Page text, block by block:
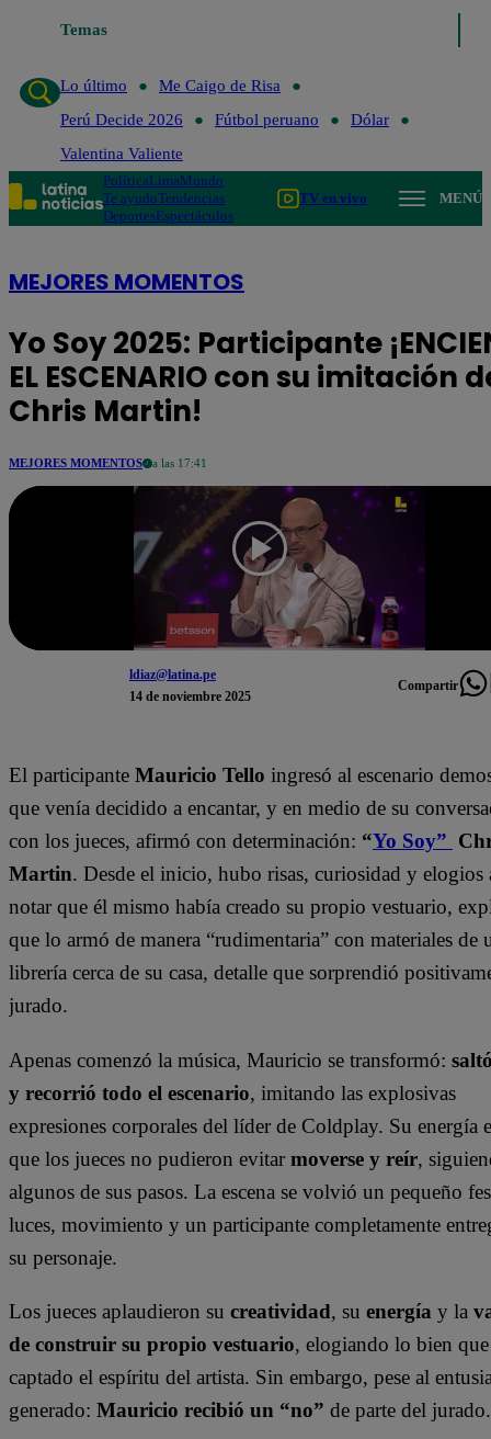
Temas
Lo último
Me Caigo de Risa
Perú Decide 2026
Fútbol peruano
Dólar
Valentina Valiente
PolíticaLimaMundo
Te ayudoTendencias
DeportesEspectáculos
TV en vivo MENÚ
MEJORES MOMENTOS
Yo Soy 2025: Participante
EL ESCENARIO con su imitación
Chris Martin!
MEJORES MOMENTOS a las 17:41
ldiaz@latina.pe
14 de noviembre 2025
Compartir
El participante Mauricio Tello ingresó al escenario
que venía decidido a encantar, y en medio de su
con los jueces, afirmó con determinación: “Yo Soy”
Martin. Desde el inicio, hubo risas, curiosidad y elogios
notar que él mismo había creado su propio vestuario,
que lo armó de manera “rudimentaria” con materiales de
librería cerca de su casa, detalle que sorprendió
jurado.
Apenas comenzó la música, Mauricio se transformó:
y recorrió todo el escenario, imitando las explosivas
expresiones corporales del líder de Coldplay. Su energía
que los jueces no pudieron evitar moverse y reír,
algunos de sus pasos. La escena se volvió un pequeño
luces, movimiento y un participante completamente
su personaje.
Los jueces aplaudieron su creatividad, su energía y la
de construir su propio vestuario, elogiando lo bien
captado el espíritu del artista. Sin embargo, pese al
generado: Mauricio recibió un “no” de parte del jurado.